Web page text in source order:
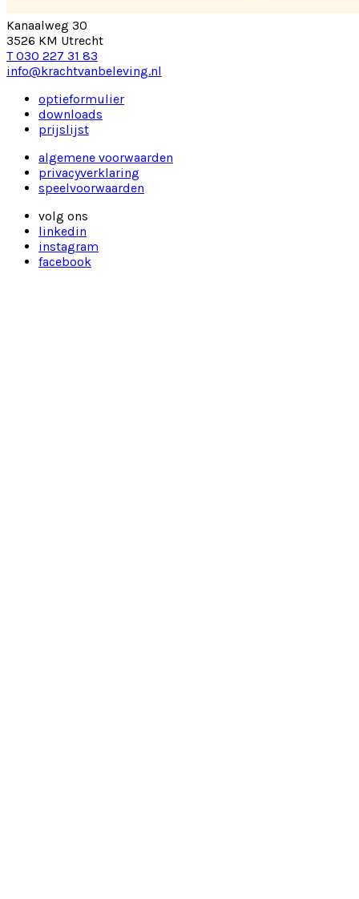
Kanaalweg 30
3526 KM Utrecht
T 030 227 31 83
info@krachtvanbeleving.nl
optieformulier
downloads
prijslijst
algemene voorwaarden
privacyverklaring
speelvoorwaarden
volg ons
linkedin
instagram
facebook